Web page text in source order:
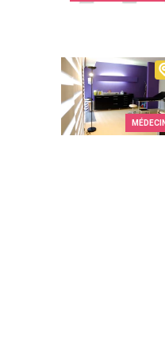
MÉDECIN
Espace Tête &